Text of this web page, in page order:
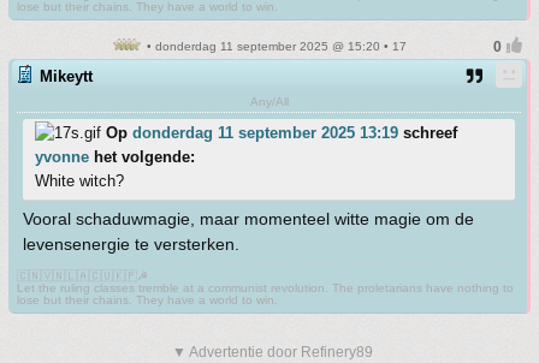
lose but their chains. They have a world to win.
• donderdag 11 september 2025 @ 15:20 • 17
Mikeytt
Any/All
Op donderdag 11 september 2025 13:19 schreef
yvonne het volgende:
White witch?
Vooral schaduwmagie, maar momenteel witte magie om de
levensenergie te versterken.
🇨🇳🇻🇳🇱🇦🇨🇺🇰🇵☭
Let the ruling classes tremble at a communist revolution. The proletarians have nothing to
lose but their chains. They have a world to win.
▼ Advertentie door Refinery89